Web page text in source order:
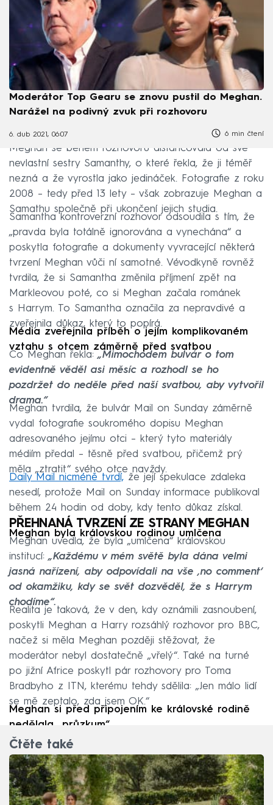
Moderátor Top Gearu se znovu pustil do Meghan.
Narážel na podivný zvuk při rozhovoru
6. dub 2021, 06:07 6 min čtení
Meghan se během rozhovoru distancovala od své
nevlastní sestry Samanthy, o které řekla, že ji téměř
nezná a že vyrostla jako jedináček. Fotografie z roku
2008 – tedy před 13 lety – však zobrazuje Meghan a
Samathu společně při ukončení jejich studia.
Samantha kontroverzní rozhovor odsoudila s tím, že
„pravda byla totálně ignorována a vynechána“ a
poskytla fotografie a dokumenty vyvracející některá
tvrzení Meghan vůči ní samotné. Vévodkyně rovněž
tvrdila, že si Samantha změnila příjmení zpět na
Markleovou poté, co si Meghan začala románek
s Harrym. To Samantha označila za nepravdivé a
zveřejnila důkaz, který to popírá.
Média zveřejnila příběh o jejím komplikovaném
vztahu s otcem záměrně před svatbou
Co Meghan řekla:„Mimochodem bulvár o tom
evidentně věděl asi měsíc a rozhodl se ho
pozdržet do neděle před naší svatbou, aby vytvořil
drama.“
Meghan tvrdila, že bulvár Mail on Sunday záměrně
vydal fotografie soukromého dopisu Meghan
adresovaného jejímu otci – který tyto materiály
médiím předal – těsně před svatbou, přičemž prý
měla „ztratit“ svého otce navždy.
Daily Mail nicméně tvrdí, že její spekulace zdaleka
nesedí, protože Mail on Sunday informace publikoval
během 24 hodin od doby, kdy tento důkaz získal.
PŘEHNANÁ TVRZENÍ ZE STRANY MEGHAN
Meghan byla královskou rodinou umlčena
Meghan uvedla, že byla „umlčena“ královskou
institucí:„Každému v mém světě byla dána velmi
jasná nařízení, aby odpovídali na vše ‚no comment‘
od okamžiku, kdy se svět dozvěděl, že s Harrym
chodíme“.
Realita je taková, že v den, kdy oznámili zasnoubení,
poskytli Meghan a Harry rozsáhlý rozhovor pro BBC,
načež si měla Meghan později stěžovat, že
moderátor nebyl dostatečně „vřelý“. Také na turné
po jižní Africe poskytl pár rozhovory pro Toma
Bradbyho z ITN, kterému tehdy sdělila: „Jen málo lidí
se mě zeptalo, zda jsem OK.“
Meghan si před připojením ke královské rodině
nedělala „průzkum“
Čtěte také